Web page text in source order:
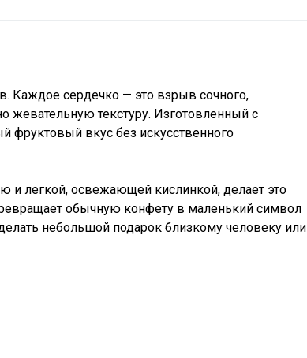
Каждое сердечко — это взрыв сочного,
жевательную текстуру. Изготовленный с
фруктовый вкус без искусственного
и легкой, освежающей кислинкой, делает это
обычную конфету в маленький символ
небольшой подарок близкому человеку или